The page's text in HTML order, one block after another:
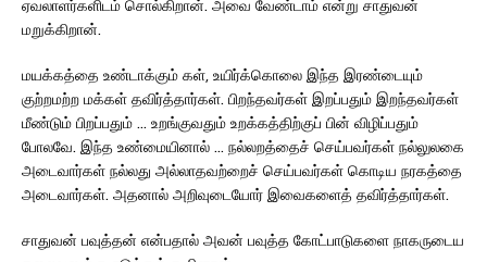
ஏவலாளர்களிடம் சொல்கிறான். அவை வேண்டாம் என்று சாதுவன்
மறுக்கிறான்.
மயக்கத்தை உண்டாக்கும் கள், உயிர்க்கொலை இந்த இரண்டையும்
குற்றமற்ற மக்கள் தவிர்த்தார்கள். பிறந்தவர்கள் இறப்பதும் இறந்தவர்கள்
மீண்டும் பிறப்பதும் … உறங்குவதும் உறக்கத்திற்குப் பின் விழிப்பதும்
போலவே. இந்த உண்மையினால் … நல்லறத்தைச் செய்பவர்கள் நல்லுலகை
அடைவார்கள் நல்லது அல்லாதவற்றைச் செய்பவர்கள் கொடிய நரகத்தை
அடைவார்கள். அதனால் அறிவுடையோர் இவைகளைத் தவிர்த்தார்கள்.
சாதுவன் பவுத்தன் என்பதால் அவன் பவுத்த கோட்பாடுகளை நாகருடைய